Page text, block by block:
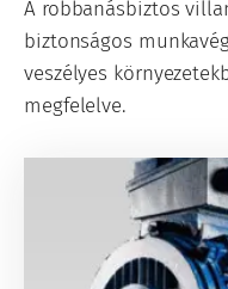
A robbanásbiztos
biztonságos
veszélyes
megfelelve.